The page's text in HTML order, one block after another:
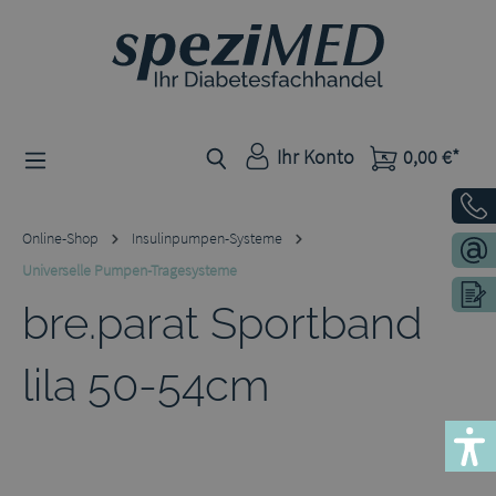
Zum Hauptinhalt springen
Ihr Konto 0,00 €*
Online-Shop
Insulinpumpen-Systeme
Universelle Pumpen-Tragesysteme
bre.parat Sportband
lila 50-54cm